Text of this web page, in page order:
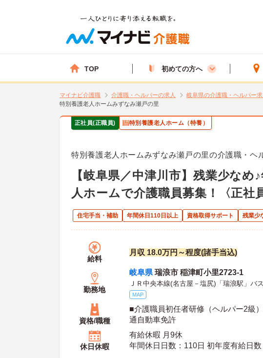
TOP 初めての方へ
マイナビ介護職 介護職・ヘルパーの求人 岐阜県の介護職・ヘルパー求
特別養護老人ホームみずなみ瀬戸の里
正社員(正職員) 特別養護老人ホーム（特養）
特別養護老人ホームみずなみ瀬戸の里の介護職・ヘ
【岐阜県／中津川市】残業少な
人ホームで介護職員募集！〈正社
住宅手当・補助 年間休日110日以上 資格取得サポート 残業少
給料
月収 18.0万円～程度(諸手当込)
勤務地
岐阜県 瑞浪市 稲津町小里2723-1
ＪＲ中央本線(名古屋－塩尻)「瑞浪駅」バ
MAP
資格/職種
■介護職員初任者研修（ヘルパー2級
通自動車免許
休日休暇
有給休暇 月9休
年間休日日数：110日 初年度有給日数：10日 最